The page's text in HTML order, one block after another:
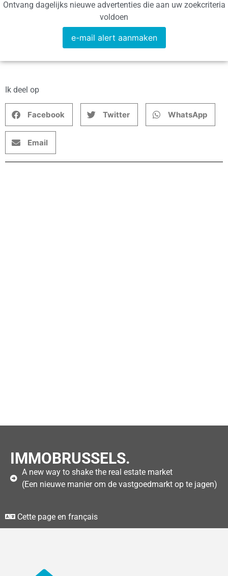
Ontvang dagelijks nieuwe advertenties die aan uw zoekcriteria
voldoen
e-mail alert aanmaken
Ik deel op
Facebook Twitter WhatsApp
Email
IMMOBRUSSELS.
A new way to shake the real estate market
(Een nieuwe manier om de vastgoedmarkt op te jagen)
Cette page en français